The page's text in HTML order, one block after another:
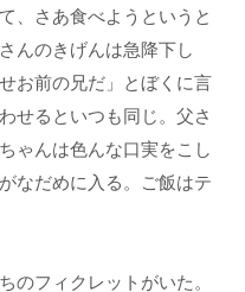
、さあ食べようというと
んのきげんは急降下し
お前の兄だ」とぼくに言
せるといつも同じ。父さ
ゃんは色んな口実をこし
なだめに入る。ご飯はテ
のフィクレットがいた。